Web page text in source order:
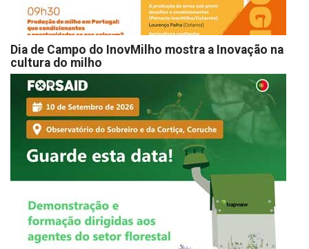
Dia de Campo do InovMilho mostra a Inovação na
cultura do milho